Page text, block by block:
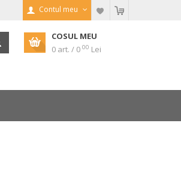
Contul meu
COSUL MEU
0 art. / 0 00 Lei